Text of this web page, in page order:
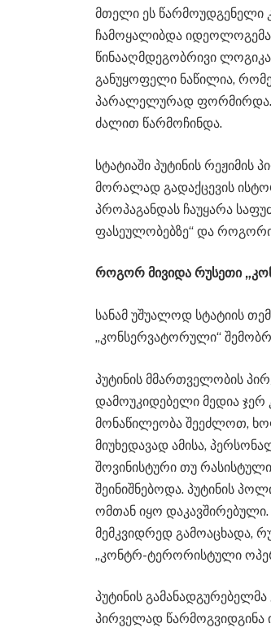
მთელი ეს წარმოუდგენელი
ჩამოყალიბდა
წინააღმდეგობრივი
განუყოფელი ნაწილია,
პარალელურად ფორმირდა.
ძალით წარმოჩინდა.
სტატიაში პუტინის
მორალად გადაქცევის
პროპაგანდას ჩაუყარა
ფასეულობებზე“ და
როგორ მივიდა რუსეთი
სანამ უშუალოდ სტატიის
„კონსერვატორული“
პუტინის მმართველობის
დამოუკიდებელი მედია ჯერ
მონაწილეობა შეეძლოთ,
მიუხედავად ამისა,
შოვინისტური თუ
შეინიშნებოდა. პუტინის
ომთან იყო
მემკვიდრედ გამოაცხადა,
„კონტრ-ტერორისტული
პუტინის
პირველად